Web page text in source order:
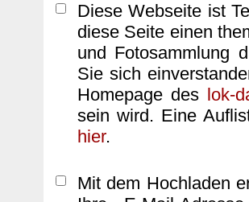
Diese Webseite ist
diese Seite einen
und Fotosammlung
Sie sich
Homepage des lok-
sein wird. Eine
hier.
Mit dem Hochladen